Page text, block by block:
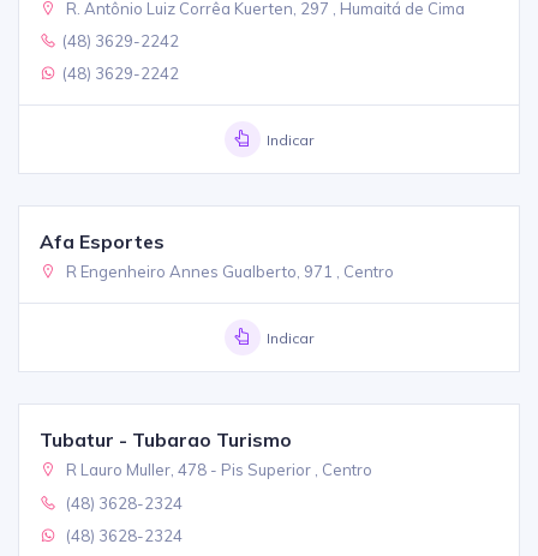
R. Antônio Luiz Corrêa Kuerten, 297 , Humaitá de Cima
(48) 3629-2242
(48) 3629-2242
Indicar
Afa Esportes
R Engenheiro Annes Gualberto, 971 , Centro
Indicar
Tubatur - Tubarao Turismo
R Lauro Muller, 478 - Pis Superior , Centro
(48) 3628-2324
(48) 3628-2324